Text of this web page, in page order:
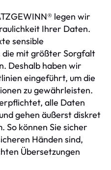
legen wir
Ihrer Daten.
sensible
mit größter Sorgfalt
Deshalb haben wir
eingeführt, um die
zu gewährleisten.
alle Daten
gehen äußerst diskret
So können Sie sicher
Händen sind,
Übersetzungen